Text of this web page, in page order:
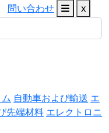
問い合わせ
x
自動車および輸送 エ
先端材料 エレクトロニ